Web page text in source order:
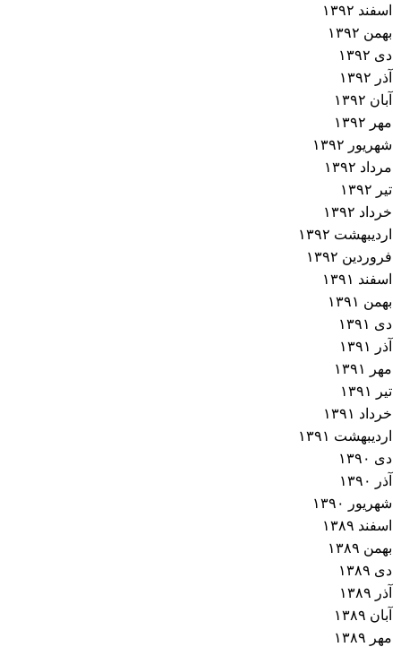
اسفند ۱۳۹۲
بهمن ۱۳۹۲
دی ۱۳۹۲
آذر ۱۳۹۲
آبان ۱۳۹۲
مهر ۱۳۹۲
شهریور ۱۳۹۲
مرداد ۱۳۹۲
تیر ۱۳۹۲
خرداد ۱۳۹۲
اردیبهشت ۱۳۹۲
فروردین ۱۳۹۲
اسفند ۱۳۹۱
بهمن ۱۳۹۱
دی ۱۳۹۱
آذر ۱۳۹۱
مهر ۱۳۹۱
تیر ۱۳۹۱
خرداد ۱۳۹۱
اردیبهشت ۱۳۹۱
دی ۱۳۹۰
آذر ۱۳۹۰
شهریور ۱۳۹۰
اسفند ۱۳۸۹
بهمن ۱۳۸۹
دی ۱۳۸۹
آذر ۱۳۸۹
آبان ۱۳۸۹
مهر ۱۳۸۹